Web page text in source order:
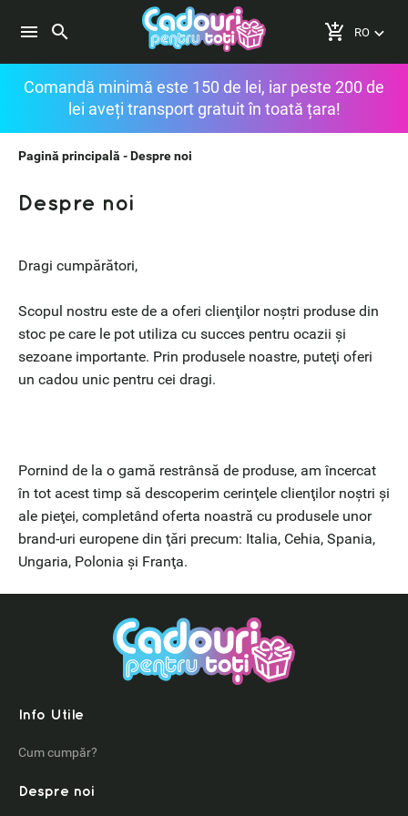
Comandă minimă este 150 de lei, iar peste 200 de
lei aveți transport gratuit în toată țara!
menu search add_shopping_cart keyboard_arrow_down
Pagină principală -Despre noi
Despre noi
Dragi cumpărători,
Scopul nostru este de a oferi clienţilor noştri produse din
stoc pe care le pot utiliza cu succes pentru ocazii şi
sezoane importante. Prin produsele noastre, puteţi oferi
un cadou unic pentru cei dragi.
Pornind de la o gamă restrânsă de produse, am încercat
în tot acest timp să descoperim cerinţele clienţilor noştri şi
ale pieţei, completând oferta noastră cu produsele unor
brand-uri europene din ţări precum: Italia, Cehia, Spania,
Ungaria, Polonia şi Franţa.
Info Utile
Cum cumpăr?
Despre noi